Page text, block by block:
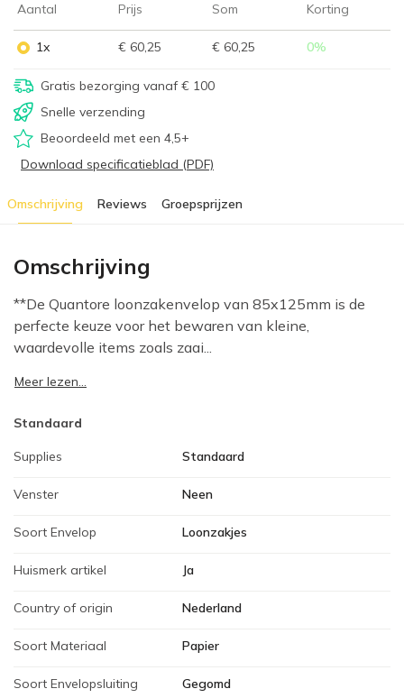
Aantal Prijs Som Korting
1x € 60,25 € 60,25 0%
Gratis bezorging vanaf € 100
Snelle verzending
Beoordeeld met een 4,5+
Download specificatieblad (PDF)
Omschrijving Reviews Groepsprijzen
Omschrijving
**De Quantore loonzakenvelop van 85x125mm is de
perfecte keuze voor het bewaren van kleine,
waardevolle items zoals zaai...
Meer lezen...
Standaard
Supplies Standaard
Venster Neen
Soort Envelop Loonzakjes
Huismerk artikel Ja
Country of origin Nederland
Soort Materiaal Papier
Soort Envelopsluiting Gegomd